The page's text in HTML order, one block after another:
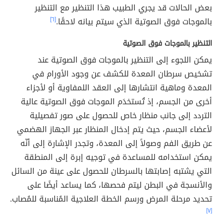
بعض الحالات قد يجري الطبيب هذا التنظير مع التنظير
بالموجات فوق الصوتية الذي سيتم بيانه لاحقًا.[٦]
التنظير بالموجات فوق الصوتية
يمكن اللجوء إلى التنظير بالموجات فوق الصوتية عند
تشخيص سرطان المعدة للكشف عن وجود الأورام في
المعدة وماهية انتشارها إلى العقد اللمفاوية أو لأجزاء
أخرى من الجسم، إذ تُستخدَم الموجات فوق الصوتية عالية
التردد إلى جانب منظار خاص للحصول على صور تفصيلية
لأعضاء الجسم، حيث يتم إدخال المنظار عبر الجهاز الهضمي
عن طريق الفم وصولاً إلى المعدة، وتجدر الإشارة إلى أنّه
يمكن استخدامه للمساعدة في توجيه إبرة إلى المنطقة
التي يشتبه إصابتها بالسرطان للحصول على عينة من السائل
والأنسجة في البطن ليتم فحصها، كما يساعد أيضًا على
تحديد مرحلة المرض ورسم الخطة العلاجية المُناسبة للمُصاب.
[٧]